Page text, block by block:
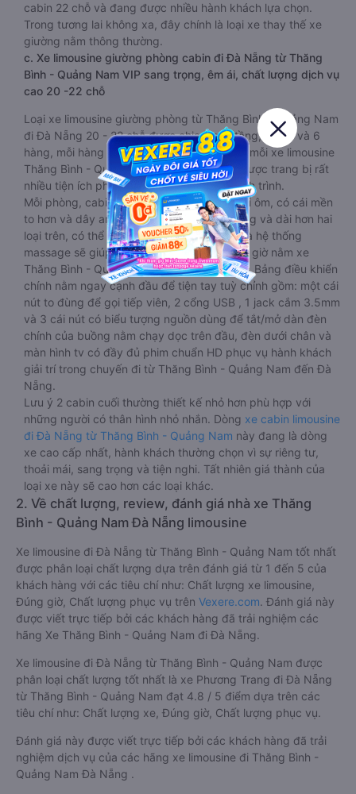
cabin 22 chỗ và đang được nhiều hành khách lựa chọn.
Trong tương lai không xa, đây chính là loại xe thay thế xe
giường nằm thông thường.
c. Xe limousine giường phòng cabin đi Đà Nẵng từ Thăng
Bình - Quảng Nam VIP sang trọng, êm ái, chất lượng dịch vụ
cao 20 -22 chỗ
Loại xe limousine giường phòng từ Thăng Bình - Quảng Nam
đi Đà Nẵng 20 - 22 chỗ được chia làm 2 tầng, 2 dãy và 6
hàng, mỗi hàng là 2 cabin riêng biệt. Trong mỗi xe limousine
Thăng Bình - Quảng Nam Đà Nẵng cabin được trang bị rất
nhiều tiện ích phục vụ hành khách suốt hành trình.
Mỗi phòng, cabin đều có gối nằm rời, có gối ôm, có cái mền
to hơn và dây an toàn seat belt. Giường rộng và dài hơn hai
loại trên, có thể lăn lộn thoải mái. Đặc biệt là hệ thống
massage sẽ giúp bạn thư giãn trong những giờ nằm xe
Thăng Bình - Quảng Nam đến Đà Nẵng dài. Bảng điều khiển
chính nằm ngay cạnh đầu để tiện tay tuỳ chỉnh gồm: một cái
nút to đùng để gọi tiếp viên, 2 cổng USB , 1 jack cắm 3.5mm
và 3 cái nút có biểu tượng nguồn dùng để tắt/mở dàn đèn
chính của buồng nằm chạy dọc trên đầu, đèn dưới chân và
màn hình tv có đầy đủ phim chuẩn HD phục vụ hành khách
giải trí trong chuyến đi từ Thăng Bình - Quảng Nam đến Đà
Nẵng.
Lưu ý 2 cabin cuối thường thiết kế nhỏ hơn phù hợp với
những người có thân hình nhỏ nhắn. Dòng xe cabin limousine
đi Đà Nẵng từ Thăng Bình - Quảng Nam này đang là dòng
xe cao cấp nhất, hành khách thường chọn vì sự riêng tư,
thoải mái, sang trọng và tiện nghi. Tất nhiên giá thành của
loại xe này sẽ cao hơn các loại khác.
2. Về chất lượng, review, đánh giá nhà xe Thăng
Bình - Quảng Nam Đà Nẵng limousine
Xe limousine đi Đà Nẵng từ Thăng Bình - Quảng Nam tốt nhất
được phân loại chất lượng dựa trên đánh giá từ 1 đến 5 của
khách hàng với các tiêu chí như: Chất lượng xe limousine,
Đúng giờ, Chất lượng phục vụ trên Vexere.com. Đánh giá này
được viết trực tiếp bởi các khách hàng đã trải nghiệm các
hãng Xe Thăng Bình - Quảng Nam đi Đà Nẵng.
Xe limousine đi Đà Nẵng từ Thăng Bình - Quảng Nam được
phân loại chất lượng tốt nhất là xe Phương Trang đi Đà Nẵng
từ Thăng Bình - Quảng Nam đạt 4.8 / 5 điểm dựa trên các
tiêu chí như: Chất lượng xe, Đúng giờ, Chất lượng phục vụ.
Đánh giá này được viết trực tiếp bởi các khách hàng đã trải
nghiệm dịch vụ của các hãng xe limousine đi Thăng Bình -
Quảng Nam Đà Nẵng .